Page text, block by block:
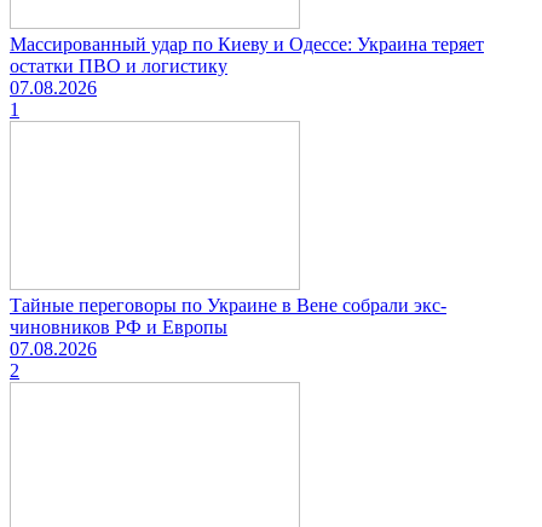
Массированный удар по Киеву и Одессе: Украина теряет
остатки ПВО и логистику
07.08.2026
1
Тайные переговоры по Украине в Вене собрали экс-
чиновников РФ и Европы
07.08.2026
2